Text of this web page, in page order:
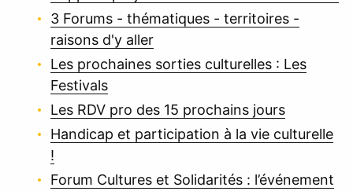
3 Forums - thématiques - territoires -
raisons d'y aller
Les prochaines sorties culturelles : Les
Festivals
Les RDV pro des 15 prochains jours
Handicap et participation à la vie culturelle
!
Forum Cultures et Solidarités : l’événement